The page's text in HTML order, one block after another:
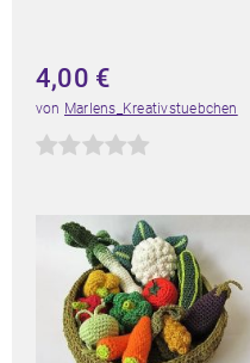
4,00 €
von Marlens_Kreativstuebchen